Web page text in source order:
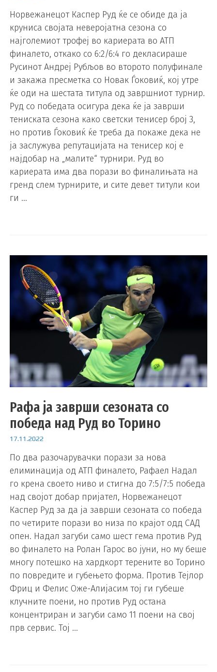
Норвежанецот Каспер Руд ќе се обиде да ја
круниса својата неверојатна сезона со
најголемиот трофеј во кариерата во АТП
финалето, откако со 6:2/6:4 го декласираше
Русинот Андреј Рубљов во второто полуфинале
и закажа пресметка со Новак Ѓоковиќ, кој утре
ќе оди на шестата титула од завршниот турнир.
Руд со победата осигура дека ќе ја заврши
тениската сезона како светски тенисер број 3,
но против Ѓоковиќ ќе треба да покаже дека не
ја заслужува репутацијата на тенисер кој е
најдобар на „малите“ турнири. Руд во
кариерата има два порази во финалињата на
гренд слем турнирите, и сите девет титули кои
ги …
Рафа ја заврши сезоната со
победа над Руд во Торино
17.11.2022
По два разочарувачки порази за нова
елиминација од АТП финалето, Рафаел Надал
го крена своето ниво и стигна до 7:5/7:5 победа
над својот добар пријател, Норвежанецот
Каспер Руд за да ја заврши сезоната со победа
по четирите порази во низа по крајот одд САД
опен. Надал загуби само шест гема против Руд
во финалето на Ролан Гарос во јуни, но му беше
многу потешко на хардкорт терените во Торино
по повредите и губењето форма. Против Тејлор
Фриц и Фелис Оже-Алијасим тој ги губеше
клучните поени, но против Руд остана
концентриран и загуби само 11 поени на свој
прв сервис. Тој …